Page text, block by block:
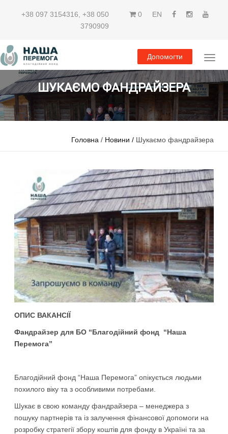
+38 097 3154316 +38 050
3790909
0 EN
Допомогти
ШУКАЄМО ФАНДРАЙЗЕРА
Головна / Новини / Шукаємо фандрайзера
ОПИС ВАКАНСІЇ
Фандрайзер для БО “Благодійний фонд “Наша
Перемога”
Благодійний фонд “Наша Перемога” опікується людьми
похилого віку та з особливими потребами.
Шукає в свою команду фандрайзера – менеджера з
пошуку партнерів та із залучення фінансової допомоги на
розробку стратегії збору коштів для фонду в Україні та за